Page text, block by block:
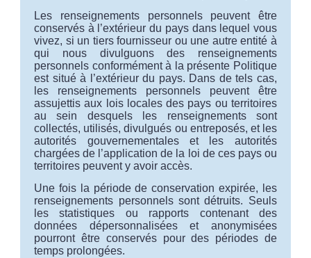
Les renseignements personnels peuvent être
conservés à l’extérieur du pays dans lequel vous
vivez, si un tiers fournisseur ou une autre entité à
qui nous divulguons des renseignements
personnels conformément à la présente Politique
est situé à l’extérieur du pays. Dans de tels cas,
les renseignements personnels peuvent être
assujettis aux lois locales des pays ou territoires
au sein desquels les renseignements sont
collectés, utilisés, divulgués ou entreposés, et les
autorités gouvernementales et les autorités
chargées de l’application de la loi de ces pays ou
territoires peuvent y avoir accès.
Une fois la période de conservation expirée, les
renseignements personnels sont détruits. Seuls
les statistiques ou rapports contenant des
données dépersonnalisées et anonymisées
pourront être conservés pour des périodes de
temps prolongées.